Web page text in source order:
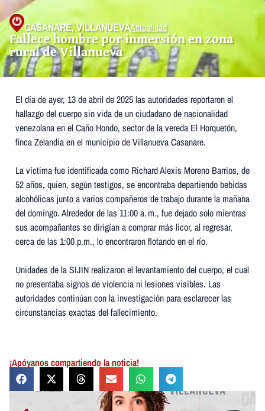
CASANARE,VILLANUEVAActualidad
Fallece hombre por inmersión en zona
rural de Villanueva
El día de ayer, 13 de abril de 2025 las autoridades reportaron el
hallazgo del cuerpo sin vida de un ciudadano de nacionalidad
venezolana en el Caño Hondo, sector de la vereda El Horquetón,
finca Zelandia en el municipio de Villanueva Casanare.
La víctima fue identificada como Richard Alexis Moreno Barrios, de
52 años, quien, según testigos, se encontraba departiendo bebidas
alcohólicas junto a varios compañeros de trabajo durante la mañana
del domingo. Alrededor de las 11:00 a. m., fue dejado solo mientras
sus acompañantes se dirigían a comprar más licor, al regresar,
cerca de las 1:00 p.m., lo encontraron flotando en el río.
Unidades de la SIJIN realizaron el levantamiento del cuerpo, el cual
no presentaba signos de violencia ni lesiones visibles. Las
autoridades continúan con la investigación para esclarecer las
circunstancias exactas del fallecimiento.
¡Apóyanos compartiendo la noticia!